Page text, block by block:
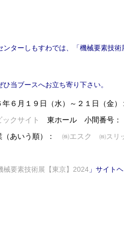
ンターしもすわでは、「機械要素技
ひ当ブースへお立ち寄り下さい。
６月１９日（水）～２１日（金
ックサイト
東ホール 小間番号：
（あいう順）： ㈱エスク ㈱スリ
械要素技術展【東京】2024 」サイトヘ